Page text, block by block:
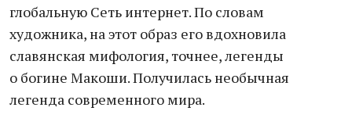
глобальную Сеть интернет. По словам
художника, на этот образ его вдохновила
славянская мифология, точнее, легенды
о богине Макоши. Получилась необычная
легенда современного мира.